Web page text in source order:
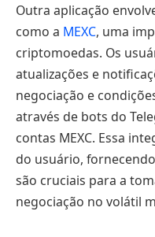
Outra aplicação
como a MEXC, uma
criptomoedas. Os
atualizações e
negociação e
através de bots do
contas MEXC. Essa
do usuário,
são cruciais para a
negociação no volátil